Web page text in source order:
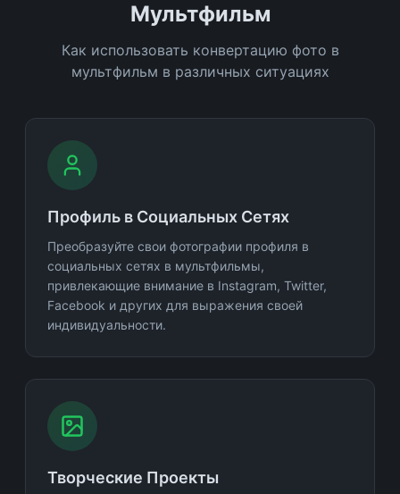
Мультфильм
Как использовать конвертацию фото в
мультфильм в различных ситуациях
Профиль в Социальных Сетях
Преобразуйте свои фотографии профиля в
социальных сетях в мультфильмы,
привлекающие внимание в Instagram, Twitter,
Facebook и других для выражения своей
индивидуальности.
Творческие Проекты